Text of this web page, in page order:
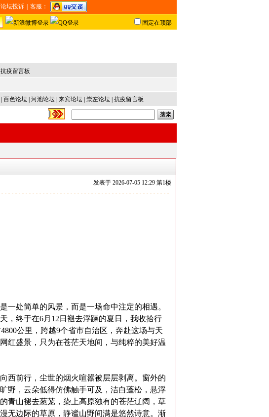
论坛投诉 客服：
固定在顶部
抗疫留言板
百色论坛 河池论坛 来宾论坛 崇左论坛 抗疫留言板
发表于 2026-07-05 12:29 第1楼
一处简单的风景，而是一场命中注定的相遇。
，终于在6月 12 日褪去浮躁的夏日，我收拾行
4800公里，跨越9个省市自治区，奔赴这场与天
红盛景，只为在苍茫天地间，与纯粹的美好温
西前行，尘世的烟火喧嚣被层层剥离。窗外的
野，云朵低得仿佛触手可及，洁白蓬松，悬浮
青山褪去葱茏，染上高原独有的苍茫辽阔，草
无边际的草原，静谧山野间满是悠然诗意。渐